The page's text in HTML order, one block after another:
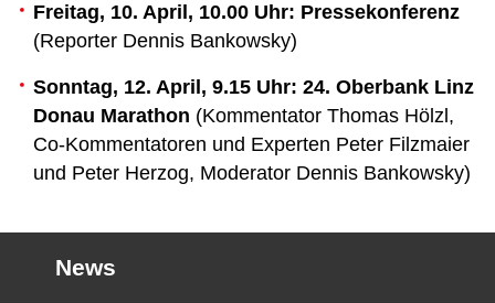
Freitag, 10. April, 10.00 Uhr: Pressekonferenz
(Reporter Dennis Bankowsky)
Sonntag, 12. April, 9.15 Uhr: 24. Oberbank Linz
Donau Marathon (Kommentator Thomas Hölzl,
Co-Kommentatoren und Experten Peter Filzmaier
und Peter Herzog, Moderator Dennis Bankowsky)
News